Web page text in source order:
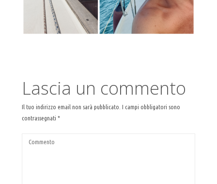
Lascia un commento
Il tuo indirizzo email non sarà pubblicato. I campi obbligatori sono
contrassegnati *